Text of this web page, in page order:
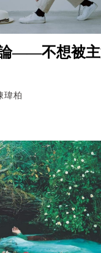
——不想被主
瑋柏